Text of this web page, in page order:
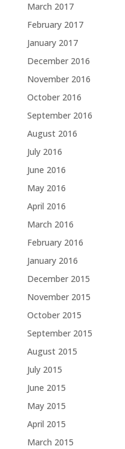
March 2017
February 2017
January 2017
December 2016
November 2016
October 2016
September 2016
August 2016
July 2016
June 2016
May 2016
April 2016
March 2016
February 2016
January 2016
December 2015
November 2015
October 2015
September 2015
August 2015
July 2015
June 2015
May 2015
April 2015
March 2015